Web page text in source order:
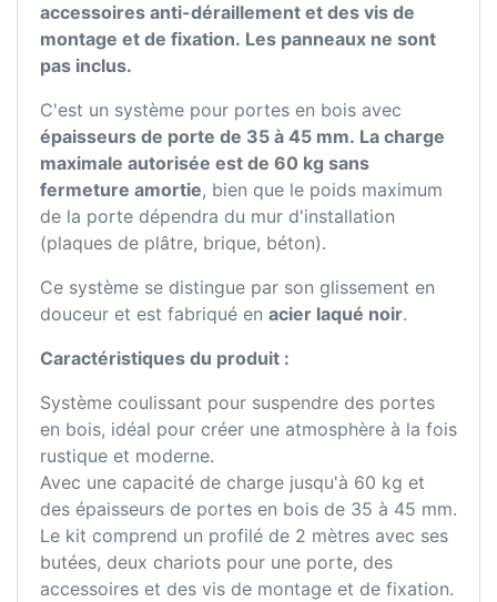
accessoires anti-déraillement et des vis de
montage et de fixation. Les panneaux ne sont
pas inclus.
C'est un système pour portes en bois avec
épaisseurs de porte de 35 à 45 mm. La charge
maximale autorisée est de 60 kg sans
fermeture amortie, bien que le poids maximum
de la porte dépendra du mur d'installation
(plaques de plâtre, brique, béton).
Ce système se distingue par son glissement en
douceur et est fabriqué en acier laqué noir.
Caractéristiques du produit :
Système coulissant pour suspendre des portes
en bois, idéal pour créer une atmosphère à la fois
rustique et moderne.
Avec une capacité de charge jusqu'à 60 kg et
des épaisseurs de portes en bois de 35 à 45 mm.
Le kit comprend un profilé de 2 mètres avec ses
butées, deux chariots pour une porte, des
accessoires et des vis de montage et de fixation.